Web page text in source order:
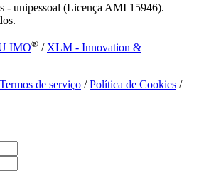
- unipessoal (Licença AMI 15946).
IMO® / XLM - Innovation &
de serviço /Política de Cookies /